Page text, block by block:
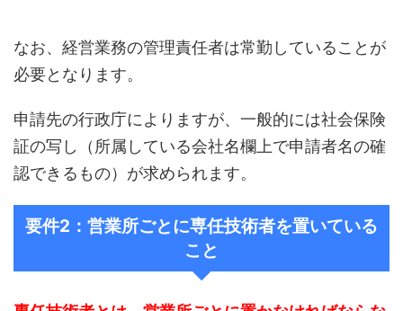
なお、経営業務の管理責任者は常勤していることが
必要となります。
申請先の行政庁によりますが、一般的には社会保険
証の写し（所属している会社名欄上で申請者名の確
認できるもの）が求められます。
要件2：営業所ごとに専任技術者を置いている
こと